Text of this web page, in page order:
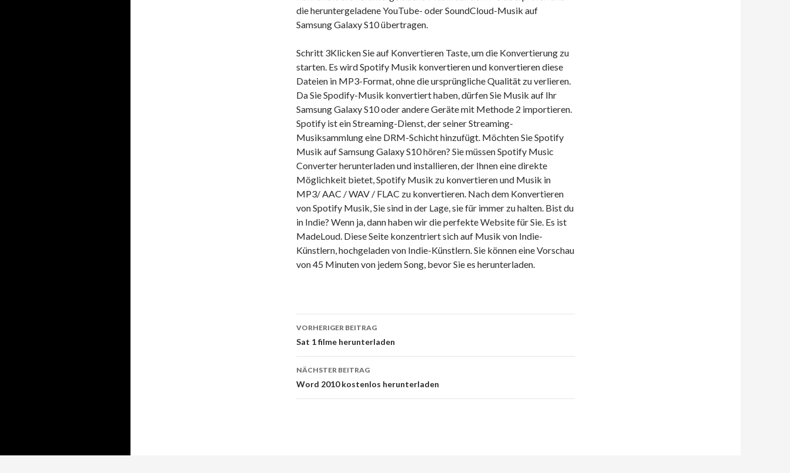
die heruntergeladene YouTube- oder SoundCloud-Musik auf
Samsung Galaxy S10 übertragen.
Schritt 3Klicken Sie auf Konvertieren Taste, um die Konvertierung zu
starten. Es wird Spotify Musik konvertieren und konvertieren diese
Dateien in MP3-Format, ohne die ursprüngliche Qualität zu verlieren.
Da Sie Spodify-Musik konvertiert haben, dürfen Sie Musik auf Ihr
Samsung Galaxy S10 oder andere Geräte mit Methode 2 importieren.
Spotify ist ein Streaming-Dienst, der seiner Streaming-
Musiksammlung eine DRM-Schicht hinzufügt. Möchten Sie Spotify
Musik auf Samsung Galaxy S10 hören? Sie müssen Spotify Music
Converter herunterladen und installieren, der Ihnen eine direkte
Möglichkeit bietet, Spotify Musik zu konvertieren und Musik in
MP3/ AAC / WAV / FLAC zu konvertieren. Nach dem Konvertieren
von Spotify Musik, Sie sind in der Lage, sie für immer zu halten. Bist du
in Indie? Wenn ja, dann haben wir die perfekte Website für Sie. Es ist
MadeLoud. Diese Seite konzentriert sich auf Musik von Indie-
Künstlern, hochgeladen von Indie-Künstlern. Sie können eine Vorschau
von 45 Minuten von jedem Song, bevor Sie es herunterladen.
Beitragsnavigation
VORHERIGER BEITRAG
Sat 1 filme herunterladen
NÄCHSTER BEITRAG
Word 2010 kostenlos herunterladen